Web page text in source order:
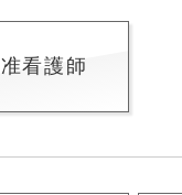
准看護師